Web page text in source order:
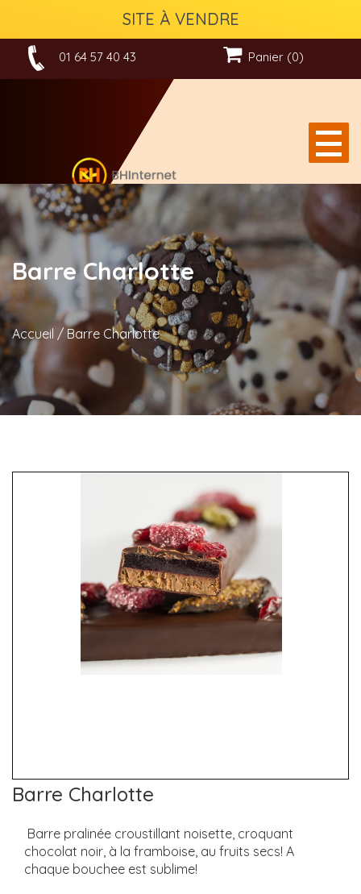
SITE À VENDRE
01 64 57 40 43 Panier (0)
Barre Charlotte
Accueil / Barre Charlotte
Barre Charlotte
Barre pralinée croustillant noisette, croquant
chocolat noir, à la framboise, au fruits secs! A
chaque bouchee est sublime!